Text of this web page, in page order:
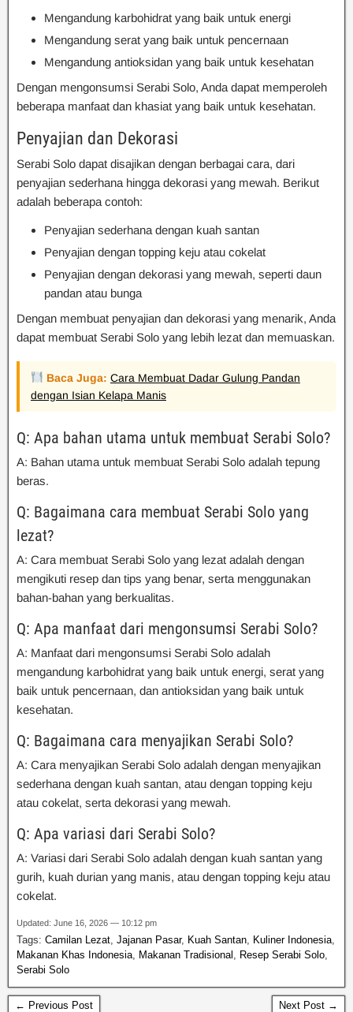
Mengandung karbohidrat yang baik untuk energi
Mengandung serat yang baik untuk pencernaan
Mengandung antioksidan yang baik untuk kesehatan
Dengan mengonsumsi Serabi Solo, Anda dapat memperoleh
beberapa manfaat dan khasiat yang baik untuk kesehatan.
Penyajian dan Dekorasi
Serabi Solo dapat disajikan dengan berbagai cara, dari
penyajian sederhana hingga dekorasi yang mewah. Berikut
adalah beberapa contoh:
Penyajian sederhana dengan kuah santan
Penyajian dengan topping keju atau cokelat
Penyajian dengan dekorasi yang mewah, seperti daun
pandan atau bunga
Dengan membuat penyajian dan dekorasi yang menarik, Anda
dapat membuat Serabi Solo yang lebih lezat dan memuaskan.
Baca Juga: Cara Membuat Dadar Gulung Pandan
dengan Isian Kelapa Manis
Q: Apa bahan utama untuk membuat Serabi Solo?
A: Bahan utama untuk membuat Serabi Solo adalah tepung
beras.
Q: Bagaimana cara membuat Serabi Solo yang
lezat?
A: Cara membuat Serabi Solo yang lezat adalah dengan
mengikuti resep dan tips yang benar, serta menggunakan
bahan-bahan yang berkualitas.
Q: Apa manfaat dari mengonsumsi Serabi Solo?
A: Manfaat dari mengonsumsi Serabi Solo adalah
mengandung karbohidrat yang baik untuk energi, serat yang
baik untuk pencernaan, dan antioksidan yang baik untuk
kesehatan.
Q: Bagaimana cara menyajikan Serabi Solo?
A: Cara menyajikan Serabi Solo adalah dengan menyajikan
sederhana dengan kuah santan, atau dengan topping keju
atau cokelat, serta dekorasi yang mewah.
Q: Apa variasi dari Serabi Solo?
A: Variasi dari Serabi Solo adalah dengan kuah santan yang
gurih, kuah durian yang manis, atau dengan topping keju atau
cokelat.
Updated: June 16, 2026 — 10:12 pm
Tags: Camilan Lezat, Jajanan Pasar, Kuah Santan, Kuliner Indonesia,
Makanan Khas Indonesia, Makanan Tradisional , Resep Serabi Solo,
Serabi Solo
← Previous Post Next Post →